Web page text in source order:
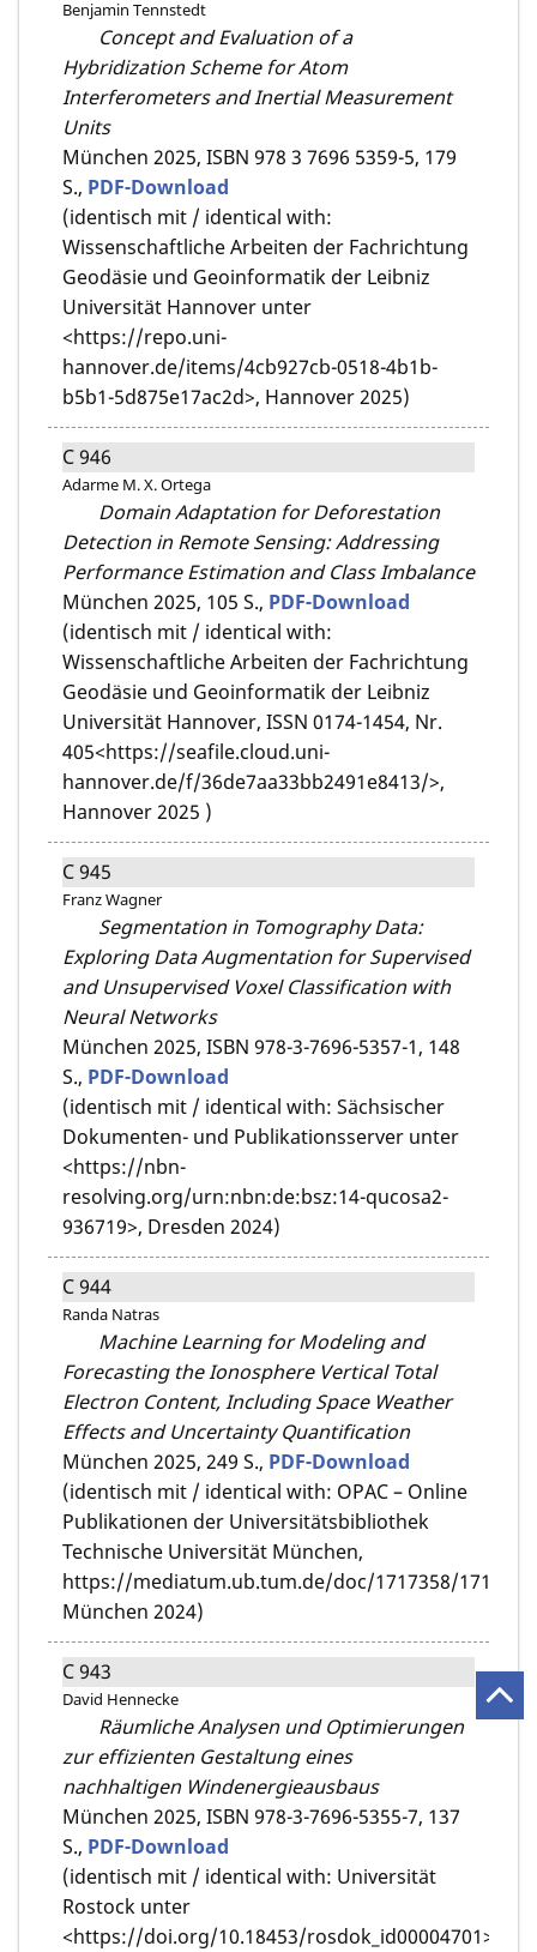
Benjamin Tennstedt
Concept and Evaluation of a
Hybridization Scheme for Atom
Interferometers and Inertial Measurement
Units
München 2025, ISBN 978 3 7696 5359-5, 179
S., PDF-Download
(identisch mit / identical with:
Wissenschaftliche Arbeiten der Fachrichtung
Geodäsie und Geoinformatik der Leibniz
Universität Hannover unter
<https://repo.uni-
hannover.de/items/4cb927cb-0518-4b1b-
b5b1-5d875e17ac2d>, Hannover 2025)
C 946
Adarme M. X. Ortega
Domain Adaptation for Deforestation
Detection in Remote Sensing: Addressing
Performance Estimation and Class Imbalance
München 2025, 105 S., PDF-Download
(identisch mit / identical with:
Wissenschaftliche Arbeiten der Fachrichtung
Geodäsie und Geoinformatik der Leibniz
Universität Hannover, ISSN 0174-1454, Nr.
405<https://seafile.cloud.uni-
hannover.de/f/36de7aa33bb2491e8413/>,
Hannover 2025 )
C 945
Franz Wagner
Segmentation in Tomography Data:
Exploring Data Augmentation for Supervised
and Unsupervised Voxel Classification with
Neural Networks
München 2025, ISBN 978-3-7696-5357-1, 148
S., PDF-Download
(identisch mit / identical with: Sächsischer
Dokumenten- und Publikationsserver unter
<https://nbn-
resolving.org/urn:nbn:de:bsz:14-qucosa2-
936719>, Dresden 2024)
C 944
Randa Natras
Machine Learning for Modeling and
Forecasting the Ionosphere Vertical Total
Electron Content, Including Space Weather
Effects and Uncertainty Quantification
München 2025, 249 S., PDF-Download
(identisch mit / identical with: OPAC – Online
Publikationen der Universitätsbibliothek
Technische Universität München,
https://mediatum.ub.tum.de/doc/1717358/
München 2024)
C 943
David Hennecke
Räumliche Analysen und Optimierungen
zur effizienten Gestaltung eines
nachhaltigen Windenergieausbaus
München 2025, ISBN 978-3-7696-5355-7, 137
S., PDF-Download
(identisch mit / identical with: Universität
Rostock unter
<https://doi.org/10.18453/rosdok_id00004701>,